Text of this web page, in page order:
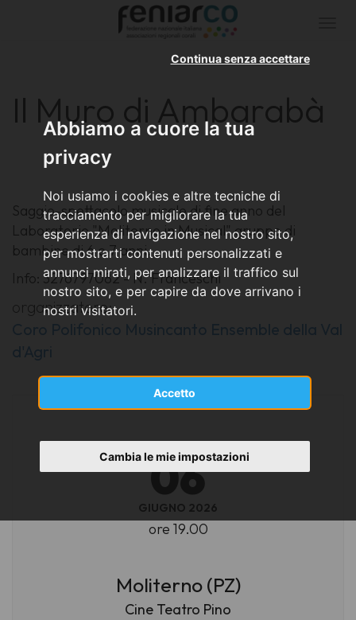
Abbiamo a cuore la tua
privacy
Noi usiamo i cookies e altre tecniche di
tracciamento per migliorare la tua
esperienza di navigazione nel nostro sito,
per mostrarti contenuti personalizzati e
annunci mirati, per analizzare il traffico sul
nostro sito, e per capire da dove arrivano i
nostri visitatori.
Accetto
Continua senza accettare
Cambia le mie impostazioni
Il Muro di Ambarabà
Saggio-spettacolo musicale di fine anno del
Laboratorio "Moliterno in Musical" gruppo di
bambine di 6 e 7 anni.
Info: 3276797082 - N. Franceschi
organizzatore:
Coro Polifonico Musincanto Ensemble della Val
d'Agri
SABATO
06
GIUGNO 2026
ore 19.00
Moliterno (PZ)
Cine Teatro Pino